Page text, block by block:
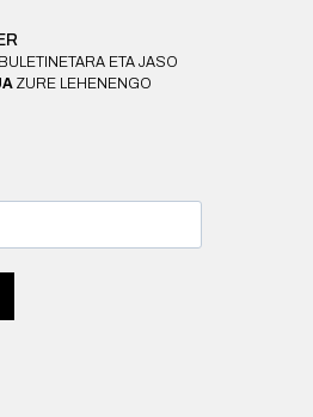
ETA JASO
ZURE LEHENENGO